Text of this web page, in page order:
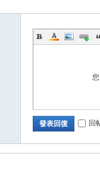
發表回復 回